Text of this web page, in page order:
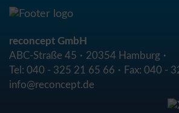
reconcept GmbH
ABC-Straße 45
20354 Hamburg
Tel: 040 - 325 21 65 66 Fax: 040 -
info@reconcept.de